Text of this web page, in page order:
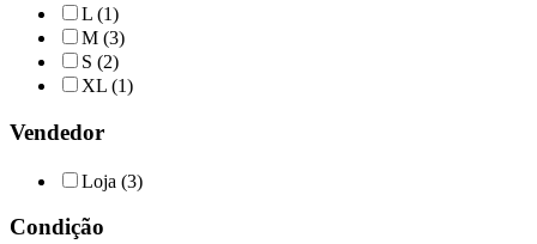
L (1)
M (3)
S (2)
XL (1)
Vendedor
Loja (3)
Condição